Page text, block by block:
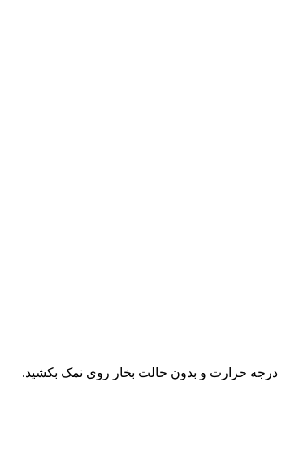
درجه حرارت و بدون حالت بخار روی نمک بکشید.